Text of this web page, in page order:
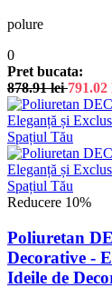
polure
0
Pret bucata:
878.91lei 791.02
Reducere 10%
Poliuretan
Decorative -
Ideile de